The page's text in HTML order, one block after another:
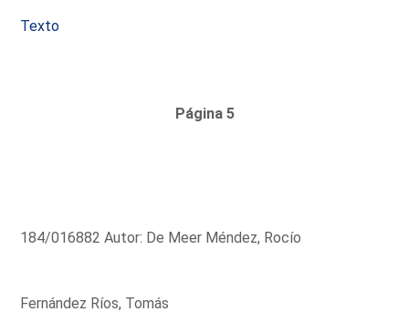
Texto
Página 5
184/016882 Autor: De Meer Méndez, Rocío
Fernández Ríos, Tomás